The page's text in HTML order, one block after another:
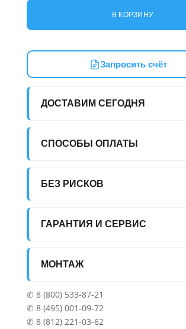
В КОРЗИНУ
Запросить счёт
ДОСТАВИМ СЕГОДНЯ
СПОСОБЫ ОПЛАТЫ
БЕЗ РИСКОВ
ГАРАНТИЯ И СЕРВИС
МОНТАЖ
✆ 8 (800) 533-87-21
✆ 8 (495) 001-09-72
✆ 8 (812) 221-03-62